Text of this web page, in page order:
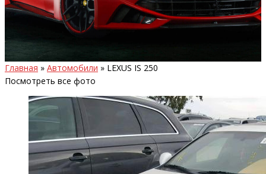
Главная » Автомобили » LEXUS IS 250
Посмотреть все фото